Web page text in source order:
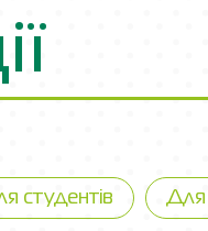
студентів Для